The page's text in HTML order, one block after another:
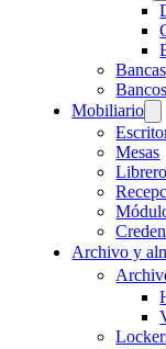
Bancas
Bancos
Mobiliario
Mesas
Archivo y